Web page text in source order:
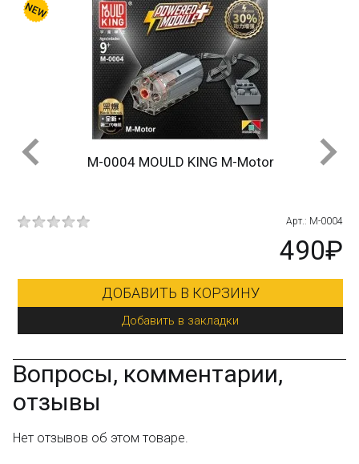
Бесплатная доставка от 3000 рублей;
Оплата при получении и никаких скрытых платежей;
Дополнительная скидка 10% для постоянных
Новые акции и конкурсы каждый месяц;
Качественные конструкторы и другие игрушки по
Остались вопросы?Посмотрите раздел:
M-0004 MOULD KING M-Motor
Арт.: M-0004
490₽
ДОБАВИТЬ В КОРЗИНУ
Добавить в закладки
Вопросы, комментарии,
отзывы
Нет отзывов об этом товаре.